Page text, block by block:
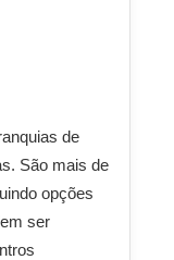
de
São mais de
opções
ser